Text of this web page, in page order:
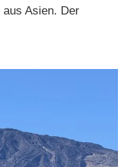
Asien. Der